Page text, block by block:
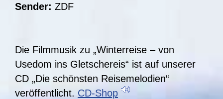
Sender: ZDF
Die Filmmusik zu „Winterreise – von
Usedom ins Gletschereis“ ist auf unserer
CD „Die schönsten Reisemelodien“
veröffentlicht. CD-Shop